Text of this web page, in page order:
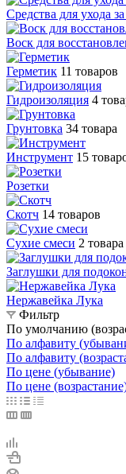
Средства для ухода
Воск для
Герметик 11 товаров
Гидроизоляция 4
Грунтовка 34 товара
Инструмент 15
Розетки
Скотч 14 товаров
Сухие смеси 2 товара
Заглушки для
Нержавейка Лука
Фильтр
По умолчанию
По алфавиту
По алфавиту
По цене (убывание)
По цене